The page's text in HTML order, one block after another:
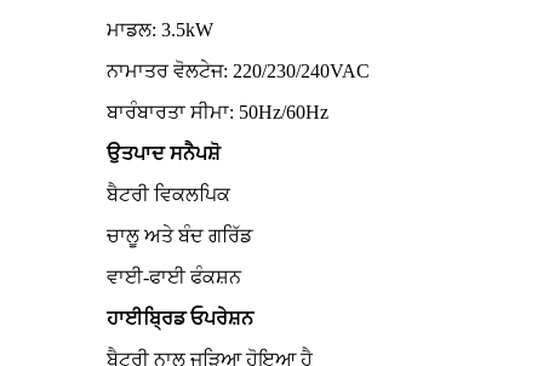
ਮਾਡਲ: 3.5kW
ਨਾਮਾਤਰ ਵੋਲਟੇਜ: 220/230/240VAC
ਬਾਰੰਬਾਰਤਾ ਸੀਮਾ: 50Hz/60Hz
ਉਤਪਾਦ ਸਨੈਪਸ਼ੋ
ਬੈਟਰੀ ਵਿਕਲਪਿਕ
ਚਾਲੂ ਅਤੇ ਬੰਦ ਗਰਿੱਡ
ਵਾਈ-ਫਾਈ ਫੰਕਸ਼ਨ
ਹਾਈਬ੍ਰਿਡ ਓਪਰੇਸ਼ਨ
ਬੈਟਰੀ ਨਾਲ ਜੁੜਿਆ ਹੋਇਆ ਹੈ